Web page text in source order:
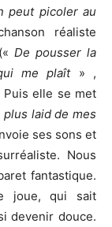
peut picoler au
réaliste
De pousser la
me plaît» ,
Puis elle se met
plus laid de mes
ses sons et
Nous
fantastique.
joue, qui sait
devenir douce.